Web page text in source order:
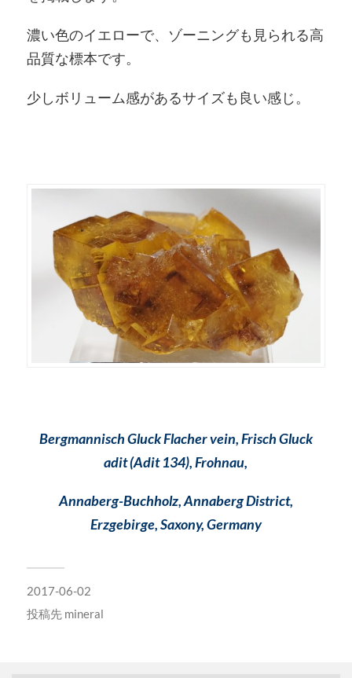
濃い色のイエローで、ゾーニングも見られる高
品質な標本です。
少しボリューム感があるサイズも良い感じ。
Bergmannisch Gluck Flacher vein, Frisch Gluck
adit (Adit 134), Frohnau,
Annaberg-Buchholz, Annaberg District,
Erzgebirge, Saxony, Germany
2017-06-02
投稿先 mineral